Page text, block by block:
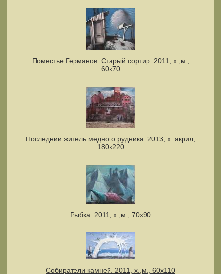
Поместье Германов. Старый сортир. 2011, х.,м.,
60х70
Последний житель медного рудника. 2013, х..акрил,
180х220
Рыбка. 2011, х.,м., 70х90
Собиратели камней. 2011, х.,м., 60х110